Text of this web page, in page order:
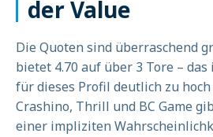
der Value
Die Quoten sind überraschend
bietet 4.70 auf über 3 Tore –
für dieses Profil deutlich zu
Crashino, Thrill und BC Game
einer impliziten